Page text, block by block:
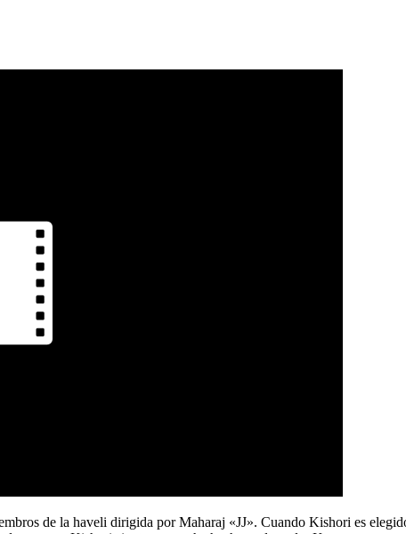
de la haveli dirigida por Maharaj «JJ». Cuando Kishori es